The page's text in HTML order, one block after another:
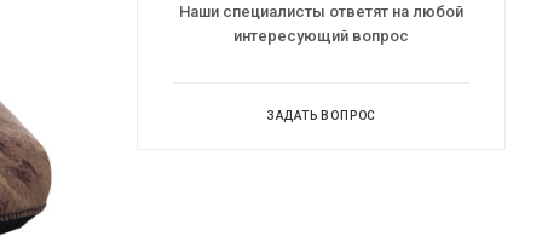
Наши специалисты ответят на любой
интересующий вопрос
ЗАДАТЬ ВОПРОС